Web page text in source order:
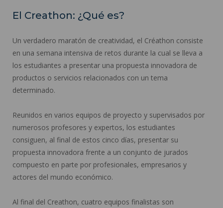
El Creathon: ¿Qué es?
Un verdadero maratón de creatividad, el Créathon consiste
en una semana intensiva de retos durante la cual se lleva a
los estudiantes a presentar una propuesta innovadora de
productos o servicios relacionados con un tema
determinado.
Reunidos en varios equipos de proyecto y supervisados por
numerosos profesores y expertos, los estudiantes
consiguen, al final de estos cinco días, presentar su
propuesta innovadora frente a un conjunto de jurados
compuesto en parte por profesionales, empresarios y
actores del mundo económico.
Al final del Creathon, cuatro equipos finalistas son